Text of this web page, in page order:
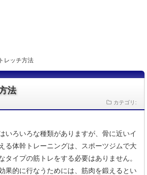
レッチ方法
法
カテゴリ:
いろいろな種類がありますが、骨に近いイ
る体幹トレーニングは、スポーツジムで大
タイプの筋トレをする必要はありません。
果的に行なうためには、筋肉を鍛えるとい